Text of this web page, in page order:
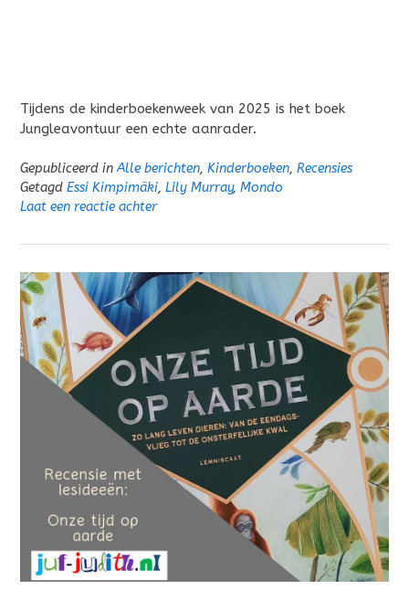
Tijdens de kinderboekenweek van 2025 is het boek
Jungleavontuur een echte aanrader.
Gepubliceerd inAlle berichten, Kinderboeken, Recensies
Getagd Essi Kimpimäki, Lily Murray, Mondo
Laat een reactie achter